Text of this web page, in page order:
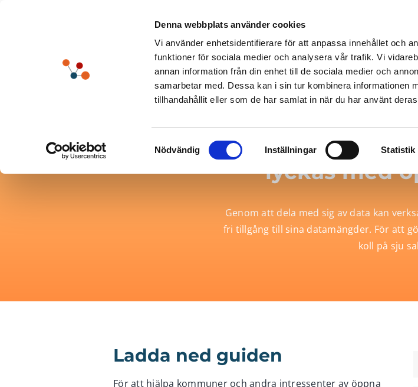
Denna webbplats använder cookies
Vi använder enhetsidentifierare för att anpassa innehållet och
funktioner för sociala medier och analysera vår trafik. Vi
annan information från din enhet till de sociala medier och
samarbetar med. Dessa kan i sin tur kombinera informationen
tillhandahållit eller som de har samlat in när du har använt
Samtyckesval
Nödvändig Inställningar Statistik
Lösningar Produkter Priser
7 saker du
lyckas med
Genom att dela med sig av data kan
fri tillgång till sina datamängder. För att
koll på sju
Ladda ned guiden
För att hjälpa kommuner och andra intressenter av öppna